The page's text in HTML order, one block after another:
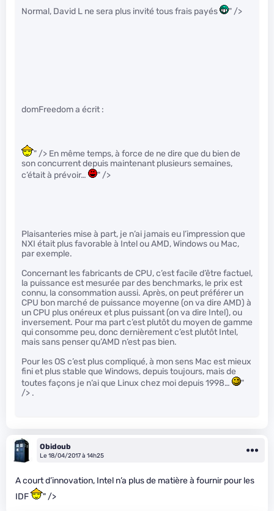
Normal, David L ne sera plus invité tous frais payés " />
domFreedom a écrit :
" /> En même temps, à force de ne dire que du bien de
son concurrent depuis maintenant plusieurs semaines,
c’était à prévoir…
" />
Plaisanteries mise à part, je n’ai jamais eu l’impression que
NXI était plus favorable à Intel ou AMD, Windows ou Mac,
par exemple.
Concernant les fabricants de CPU, c’est facile d’être factuel,
la puissance est mesurée par des benchmarks, le prix est
connu, la consommation aussi. Après, on peut préférer un
CPU bon marché de puissance moyenne (on va dire AMD) à
un CPU plus onéreux et plus puissant (on va dire Intel), ou
inversement. Pour ma part c’est plutôt du moyen de gamme
qui consomme peu, donc dernièrement c’est plutôt Intel,
mais sans penser qu’AMD n’est pas bien.
Pour les OS c’est plus compliqué, à mon sens Mac est mieux
fini et plus stable que Windows, depuis toujours, mais de
toutes façons je n’ai que Linux chez moi depuis 1998…
"
/> .
Obidoub
Le 18/04/2017 à 14h25
A court d’innovation, Intel n’a plus de matière à fournir pour les
IDF
" />